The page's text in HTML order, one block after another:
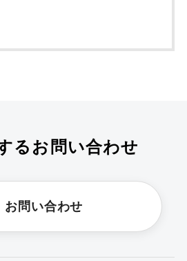
るお問い合わせ
お問い合わせ